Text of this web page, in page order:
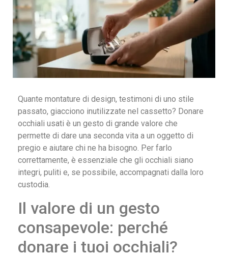
Quante montature di design, testimoni di uno stile
passato, giacciono inutilizzate nel cassetto? Donare
occhiali usati è un gesto di grande valore che
permette di dare una seconda vita a un oggetto di
pregio e aiutare chi ne ha bisogno. Per farlo
correttamente, è essenziale che gli occhiali siano
integri, puliti e, se possibile, accompagnati dalla loro
custodia.
Il valore di un gesto
consapevole: perché
donare i tuoi occhiali?